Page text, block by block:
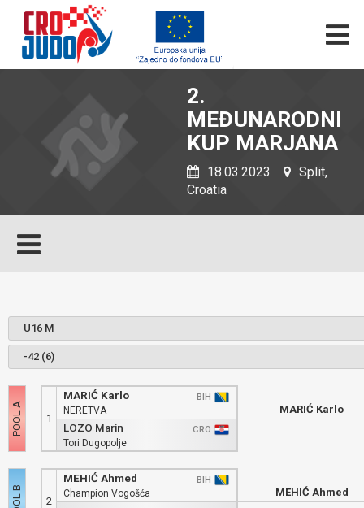
2.
MEĐUNARODNI
KUP MARJANA
18.03.2023
Split,
Croatia
1
MARIĆ Karlo
BIH
NERETVA
LOZO Marin
CRO
Tori Dugopolje
2
MEHIĆ Ahmed
BIH
Champion Vogošća
MARIĆ Karlo
MEHIĆ Ahmed